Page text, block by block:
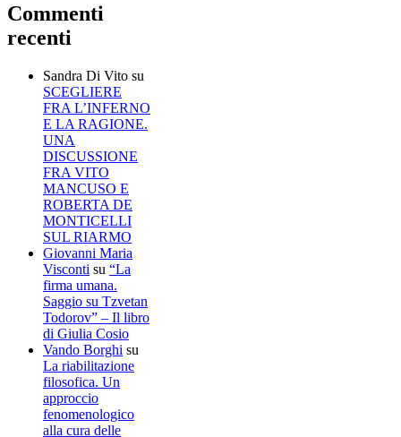
Commenti
recenti
Sandra Di Vito su
SCEGLIERE
FRA L’INFERNO
E LA RAGIONE.
UNA
DISCUSSIONE
FRA VITO
MANCUSO E
ROBERTA DE
MONTICELLI
SUL RIARMO
Giovanni Maria
Visconti su “La
firma umana.
Saggio su Tzvetan
Todorov” – Il libro
di Giulia Cosio
Vando Borghi su
La riabilitazione
filosofica. Un
approccio
fenomenologico
alla cura delle